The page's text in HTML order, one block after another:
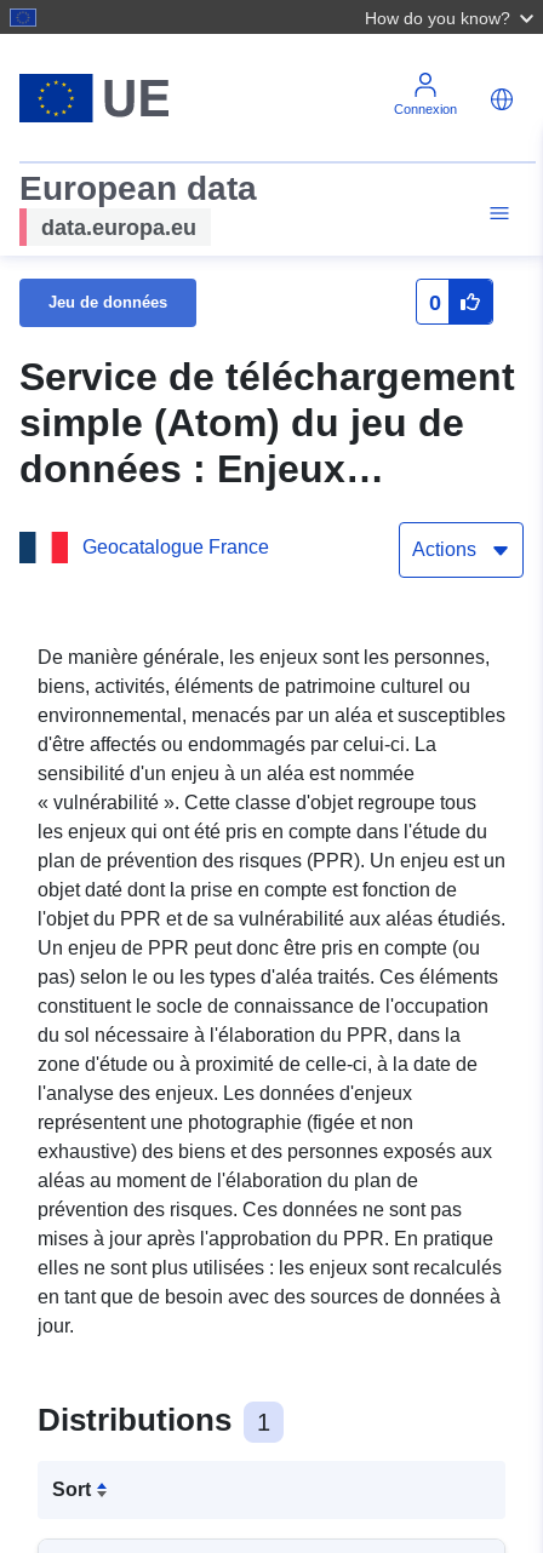
How do you know?
Connexion
European data
data.europa.eu
Jeu de données 0
Service de téléchargement
simple (Atom) du jeu de
données : Enjeux
ponctuels du PPRi Moselle
Amont révisé pour la
Geocatalogue France Actions
De manière générale, les enjeux sont les personnes,
biens, activités, éléments de patrimoine culturel ou
environnemental, menacés par un aléa et susceptibles
d'être affectés ou endommagés par celui-ci. La
sensibilité d'un enjeu à un aléa est nommée
« vulnérabilité ». Cette classe d'objet regroupe tous
les enjeux qui ont été pris en compte dans l'étude du
plan de prévention des risques (PPR). Un enjeu est un
objet daté dont la prise en compte est fonction de
l'objet du PPR et de sa vulnérabilité aux aléas étudiés.
Un enjeu de PPR peut donc être pris en compte (ou
pas) selon le ou les types d'aléa traités. Ces éléments
constituent le socle de connaissance de l'occupation
du sol nécessaire à l'élaboration du PPR, dans la
zone d'étude ou à proximité de celle-ci, à la date de
l'analyse des enjeux. Les données d'enjeux
représentent une photographie (figée et non
exhaustive) des biens et des personnes exposés aux
aléas au moment de l'élaboration du plan de
prévention des risques. Ces données ne sont pas
mises à jour après l'approbation du PPR. En pratique
elles ne sont plus utilisées : les enjeux sont recalculés
en tant que de besoin avec des sources de données à
jour.
Distributions 1
Sort